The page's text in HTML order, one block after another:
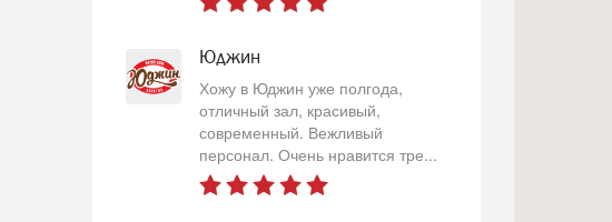
Юджин
Хожу в Юджин уже полгода,
отличный зал, красивый,
современный. Вежливый
персонал. Очень нравится тре...